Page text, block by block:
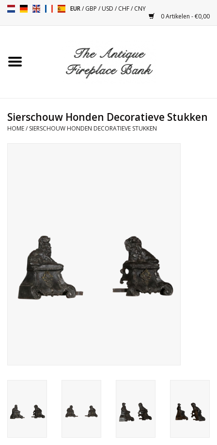
EUR/GBP /USD /CHF/CNY
0 Artikelen - €0,00
Toebehoren
Decoratieve Outdoor
Vloeren - Steen, Terra Cotta
& Marmer
Login
Sierschouw Honden Decoratieve Stukken
HOME/ SIERSCHOUW HONDEN DECORATIEVE STUKKEN